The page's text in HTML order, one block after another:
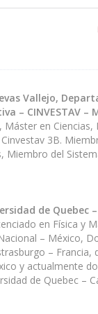
Vallejo,
– CINVESTAV –
Máster en Ciencias,
3B.
Miembro del
de Quebec
en Física y
– México,
– Francia,
y actualmente
de Quebec –